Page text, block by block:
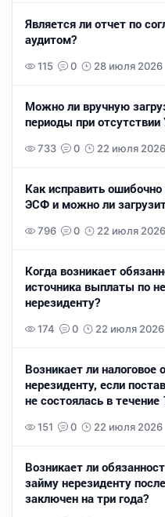
Является ли отчет по
аудитом?
115 0 28 июля 2026
Можно ли вручную
периоды при
733 0 22 июля 2026
Как исправить
ЭСФ и можно ли
796 0 22 июля 2026
Когда возникает
источника выплаты по
нерезиденту?
174 0 22 июля 2026
Возникает ли налоговое
нерезиденту, если
не состоялась в
151 0 22 июля 2026
Возникает ли
займу нерезиденту
заключен на три года?